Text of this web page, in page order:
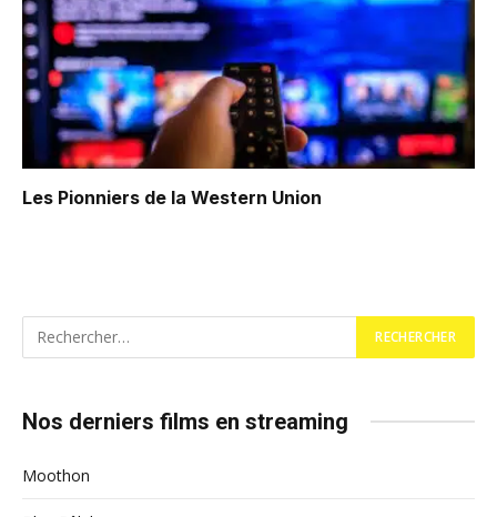
Les Pionniers de la Western Union
Nos derniers films en streaming
Moothon